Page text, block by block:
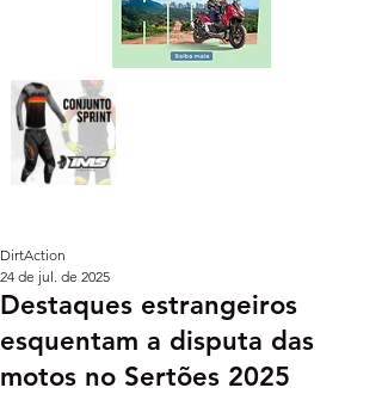
Destaques estrangeiros
esquentam a disputa das
motos no Sertões 2025
DirtAction
24 de jul. de 2025